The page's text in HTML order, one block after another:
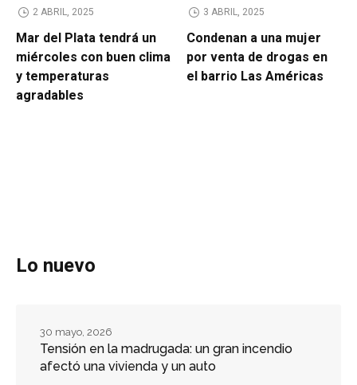
2 ABRIL, 2025
Mar del Plata tendrá un
miércoles con buen clima
y temperaturas
agradables
3 ABRIL, 2025
Condenan a una mujer
por venta de drogas en
el barrio Las Américas
Lo nuevo
Tensión en la madrugada: un gran incendio
afectó una vivienda y un auto
30 mayo, 2026